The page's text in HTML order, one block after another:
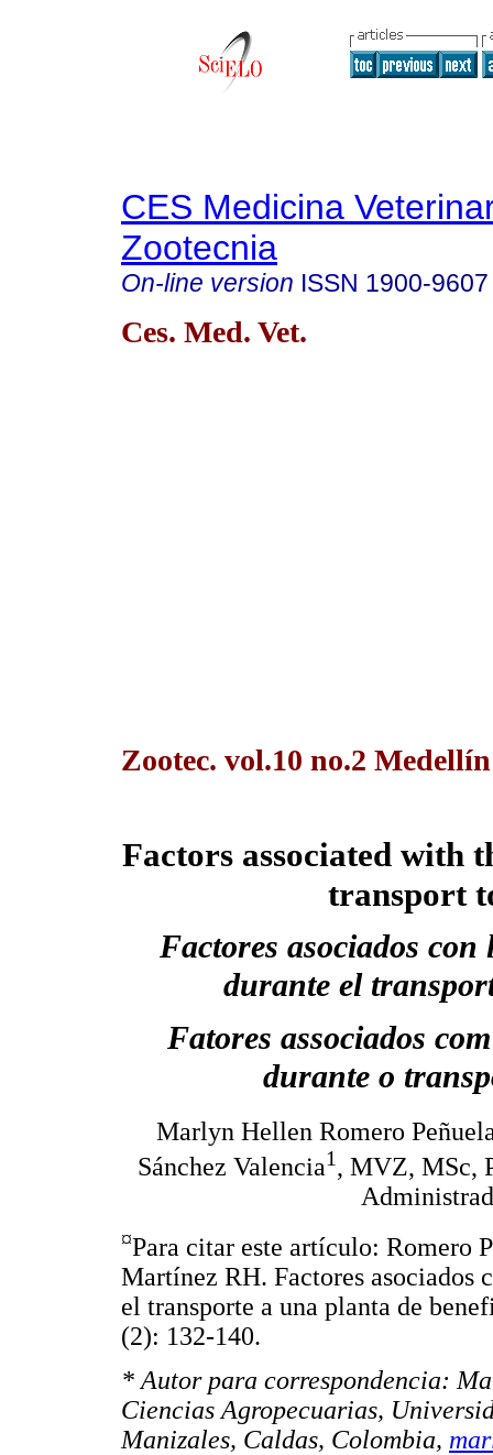
CES Medicina
Zootecnia
On-line version ISSN 1900-9607
Ces. Med. Vet.
Zootec. vol.10 no.2
Factors associated with
transport
Factores asociados
durante el
Fatores associados
durante o
Marlyn Hellen Romero
Sánchez Valencia1, MVZ, MSc,
¤Para citar este artículo: Romero
Martínez RH. Factores asociados
el transporte a una planta de
(2): 132-140.
* Autor para correspondencia:
Ciencias Agropecuarias,
Manizales, Caldas, Colombia,